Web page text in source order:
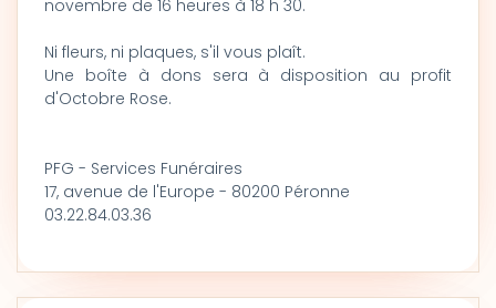
novembre de 16 heures à 18 h 30.
Ni fleurs, ni plaques, s'il vous plaît.
Une boîte à dons sera à disposition au profit
d'Octobre Rose.
PFG - Services Funéraires
17, avenue de l'Europe - 80200 Péronne
03.22.84.03.36